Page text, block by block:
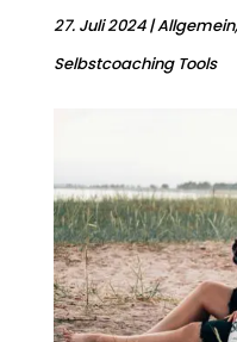
27. Juli 2024|Allgemein,
Selbstcoaching Tools